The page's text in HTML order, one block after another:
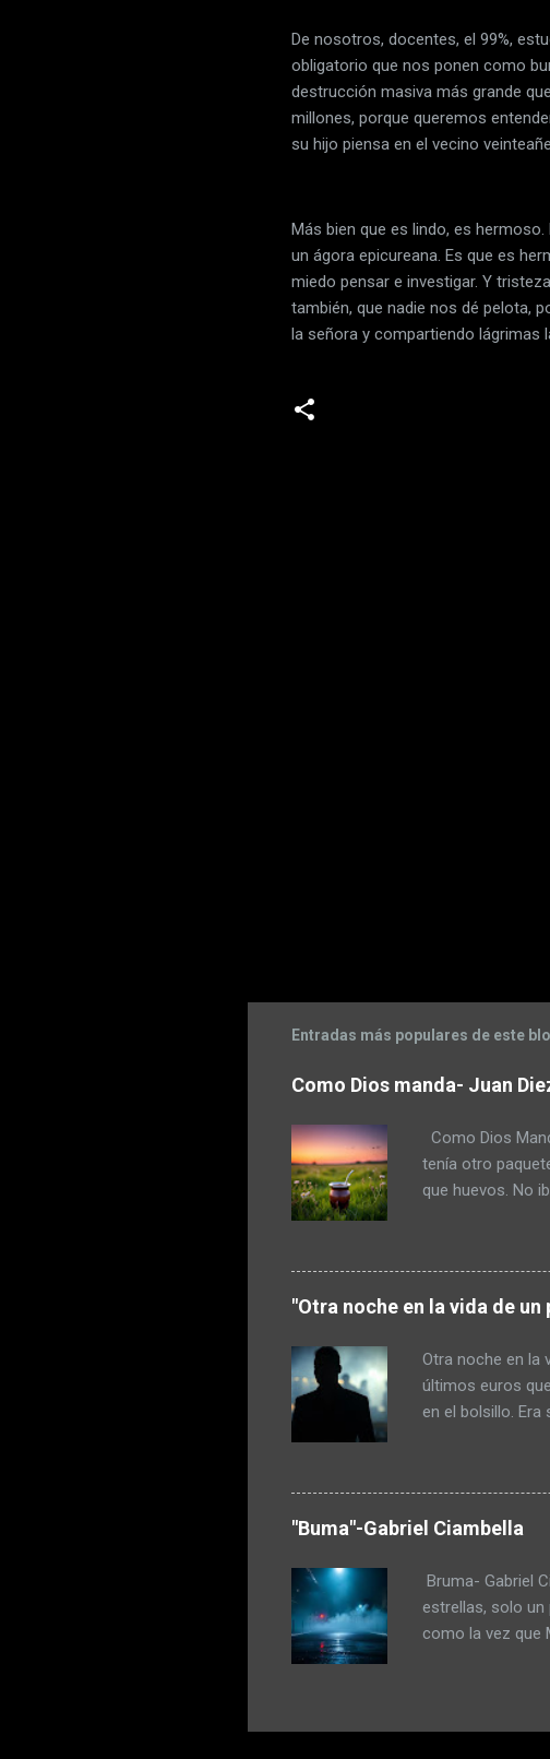
De nosotros, docentes, el 99%,
obligatorio que nos ponen como
destrucción masiva más grande
millones, porque queremos
su hijo piensa en el vecino
Más bien que es lindo, es
un ágora epicureana. Es que es
miedo pensar e investigar. Y
también, que nadie nos dé pelota,
la señora y compartiendo lágrimas
Entradas más populares de este
Como Dios manda- Juan
Como Dios
tenía otro
que huevos. No
maza. Pudo
pensó en
había comido lo
hecho durar a
regaló una caja
"Otra noche en la vida de
Otra noche en la
últimos euros
en el bolsillo.
amigarse por
ausencia de
querían irse,
mente
"Buma"-Gabriel Ciambella
Bruma- Gabriel
estrellas, solo un
como la vez que
juntos hasta la
ella quiso